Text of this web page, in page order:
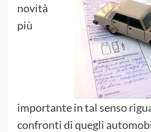
novità
più
importante in tal senso
confronti di quegli